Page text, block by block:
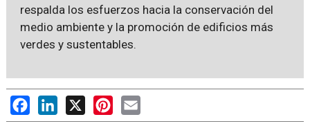
respalda los esfuerzos hacia la conservación del
medio ambiente y la promoción de edificios más
verdes y sustentables.
FacebookLinkedIn
X PinterestEmail